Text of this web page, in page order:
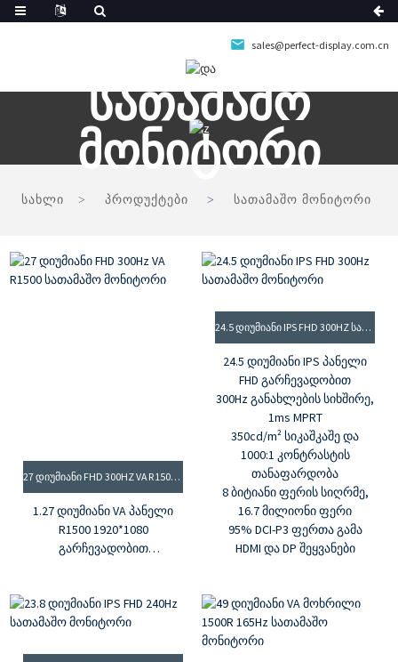
sales@perfect-display.com.cn
Სათამაშო
Მონიტორი
სახლი პროდუქტები სათამაშო მონიტორი
27 ᲓᲘᲣᲛᲘᲐᲜᲘ FHD 300HZ VA R1500 ᲡᲐᲗᲐᲛᲐᲨᲝ ᲛᲝᲜᲘᲢᲝᲠᲘ
1.27 დიუმიანი VA პანელი
R1500 1920*1080
გარჩევადობით
3.3500:1 კონტრასტის
თანაფარდობა, 350cd/m²
24.5 ᲓᲘᲣᲛᲘᲐᲜᲘ IPS FHD 300HZ ᲡᲐᲗᲐᲛᲐᲨᲝ ᲛᲝᲜᲘᲢᲝᲠᲘ
24.5 დიუმიანი IPS პანელი
FHD გარჩევადობით
300Hz განახლების სიხშირე,
1ms MPRT
350cd/m² სიკაშკაშე და
1000:1 კონტრასტის
თანაფარდობა
8 ბიტიანი ფერის სიღრმე,
16.7 მილიონი ფერი
95% DCI-P3 ფერთა გამა
HDMI და DP შეყვანები